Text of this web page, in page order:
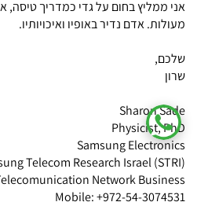
אני ממליץ בחום על גדי כמדריך טיסה,
מעולות. אדם נדיר באופיו ואיכויותיו.
שלכם,
שרון
Sharon Sade
Physicist, PhD
Samsung Electronics
Telecom Research Israel (STRI)
Network Business
Mobile: +972-54-3074531